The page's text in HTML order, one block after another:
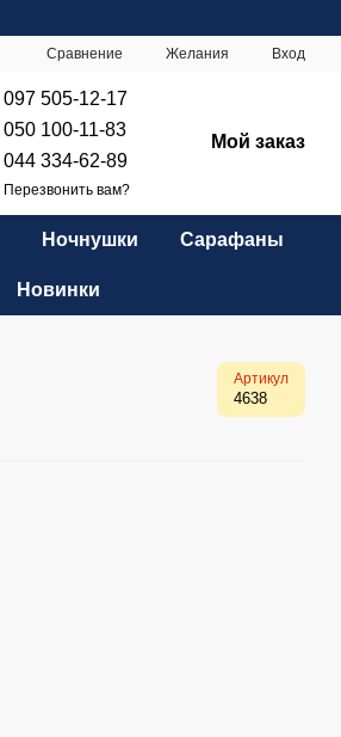
Сравнение Желания Вход
097 505-12-17
050 100-11-83
044 334-62-89
Перезвонить вам?
Мой заказ
Ночнушки Сарафаны
Новинки
Артикул
4638